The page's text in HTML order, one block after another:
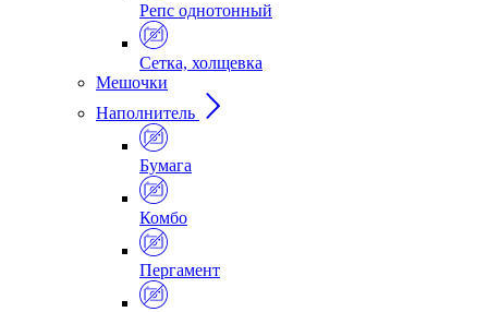
Репс однотонный
Сетка, холщевка
Мешочки
Наполнитель
Бумага
Комбо
Пергамент